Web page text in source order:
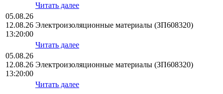
Читать далее
05.08.26
12.08.26
13:20:00
Электроизоляционные материалы (ЗП608320)
Читать далее
05.08.26
12.08.26
13:20:00
Электроизоляционные материалы (ЗП608320)
Читать далее